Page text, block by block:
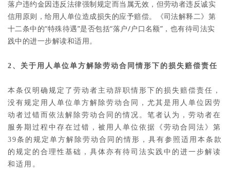
落户违约金因违反法律强制规定而当属无效，但劳动者违反诚实
信用原则，给用人单位造成损失的应予赔偿。《司法解释二》第
十二条中的“特殊待遇”是否包括“落户/户口名额”，也有待司法实
践中的进一步解读和适用。
2、关于用人单位单方解除劳动合同情形下的损失赔偿责任
本条仅明确规定了劳动者主动辞职情形下的损失赔偿责任，
没有规定用人单位单方解除劳动合同，尤其是用人单位因劳
动者过错而依法解除劳动合同的情况。笔者认为，劳动者在
服务期过程中存在过错，被用人单位依据《劳动合同法》第
39条的规定单方解除劳动合同的情形，具有参照适用本条款
的规定的合理性基础，具体亦有待司法实践中的进一步解读
和适用。